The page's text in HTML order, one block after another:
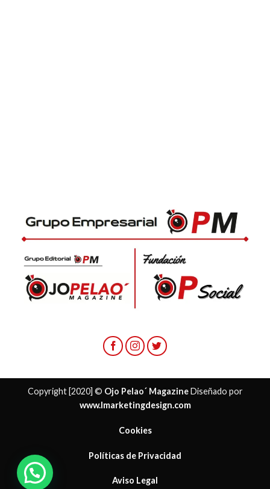
Copyright [2020] © Ojo Pelao´ MagazineDiseñado por
www.lmarketingdesign.com
Cookies
Políticas de Privacidad
Aviso Legal